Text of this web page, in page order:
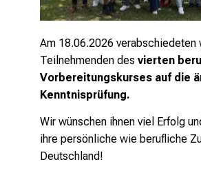
Am 18.06.2026 verabschiedeten
Teilnehmenden des vierten
Vorbereitungskurses auf die
Kenntnisprüfung.
Wir wünschen ihnen viel Erfolg
ihre persönliche wie berufliche
Deutschland!